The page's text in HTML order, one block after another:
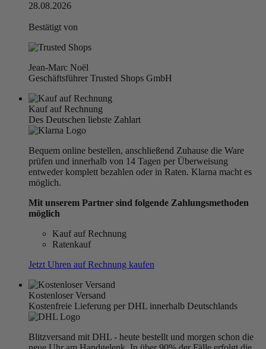
28.08.2026
Bestätigt von
Jean-Marc Noël
Geschäftsführer Trusted Shops GmbH
Kauf auf Rechnung
Des Deutschen liebste Zahlart
Bequem online bestellen, anschließend Zuhause die Ware
prüfen und innerhalb von 14 Tagen per Überweisung
entweder komplett bezahlen oder in Raten. Klarna macht es
möglich.
Mit unserem Partner sind folgende Zahlungsmethoden
möglich
Kauf auf Rechnung
Ratenkauf
Jetzt Uhren auf Rechnung kaufen
Kostenloser Versand
Kostenfreie Lieferung per DHL innerhalb Deutschlands
Blitzversand mit DHL - heute bestellt und morgen schon die